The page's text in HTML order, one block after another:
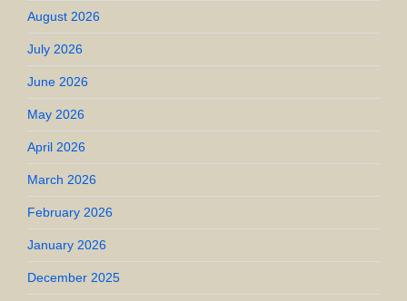
August 2026
July 2026
June 2026
May 2026
April 2026
March 2026
February 2026
January 2026
December 2025